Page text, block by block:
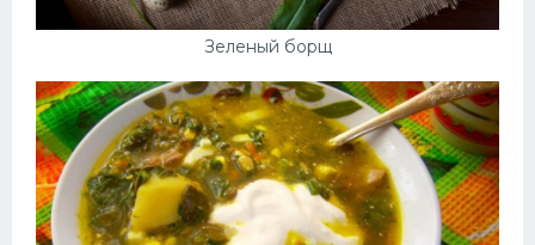
Зеленый борщ